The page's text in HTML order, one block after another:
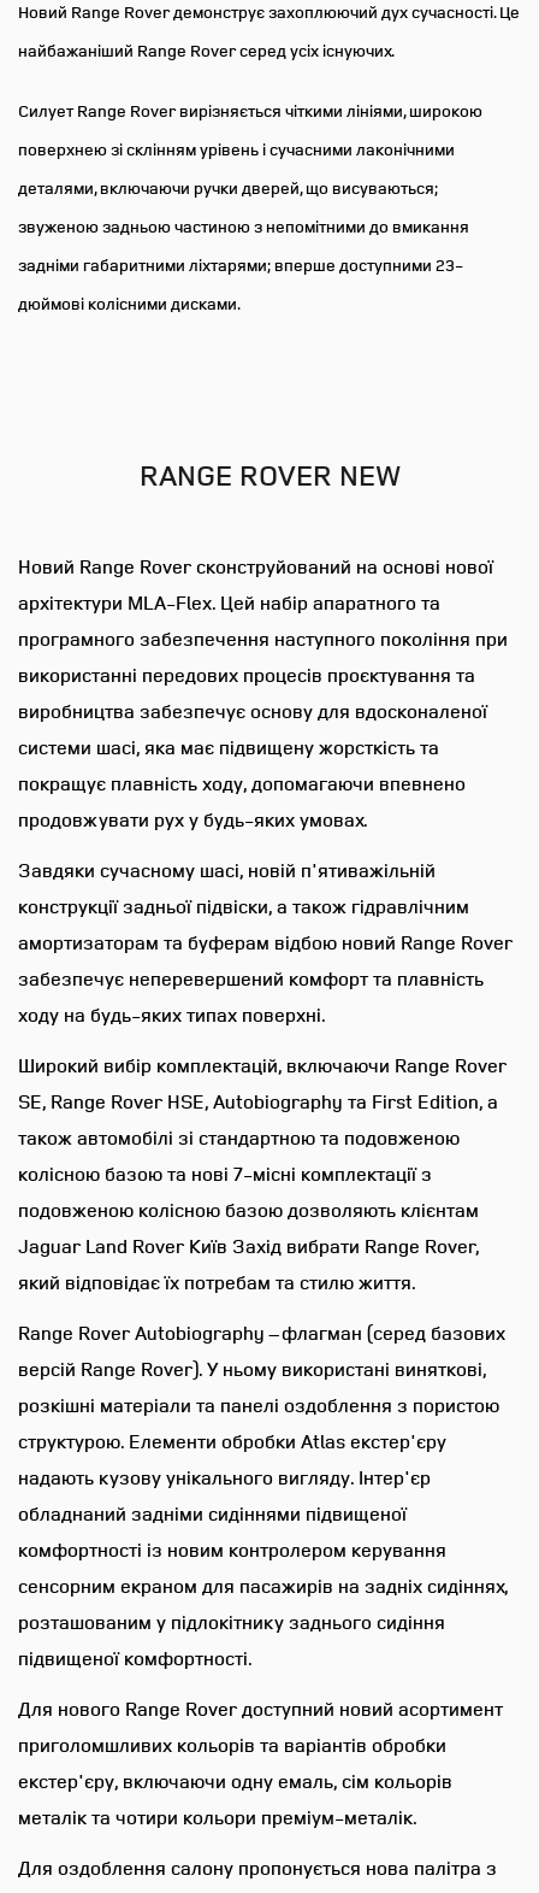
сидінь
(5 сидінь) / шторка багажного
відділення (7 сидінь)
3-зонний клімат контроль
Пакет сидінь 8 задній ряд -
та задніх сидінь
регулювання передніх сидінь за
24 налаштуваннями (масаж з
ефектом "гарячого каміння Hot
Stone")
задній ряд - індивідуальні
класу Comfort Plus
Сидіння передні Body and Soul
Сидіння задні Body and Soul
Розетка 220В
Пакет сидінь 26 - Електричне
регулювання передніх сидінь за
24 налаштуваннями (масаж з
ефектом "гарячого каміння Hot
Stone")
Пакет сидінь 26 задній ряд -
індивідуальні сидіння
представницького класу
Електричне регулювання
передніх сидінь за 24
налаштуваннями
Попереднє кондиціонування
салону
Електричне регулювання
передніх сидінь за 24
ефектом "гарячого каміння Hot
Black Birch з інкрустацією
Moonlight Chrome
Оздоблення панелі керування
Moonlight Chrome
Металеві педалі
Стеля з замшевого матеріалу
Килимки з глибоким ворсом
Новий Range Rover демонструє захоплюючий дух сучасності. Це
найбажаніший Range Rover серед усіх існуючих.
Силует Range Rover вирізняється чіткими лініями, широкою
поверхнею зі склінням урівень і сучасними лаконічними
деталями, включаючи ручки дверей, що висуваються;
звуженою задньою частиною з непомітними до вмикання
задніми габаритними ліхтарями; вперше доступними 23-
дюймові колісними дисками.
RANGE ROVER NEW
Новий Range Rover сконструйований на основі нової
архітектури MLA-Flex. Цей набір апаратного та
програмного забезпечення наступного покоління при
використанні передових процесів проєктування та
виробництва забезпечує основу для вдосконаленої
системи шасі, яка має підвищену жорсткість та
покращує плавність ходу, допомагаючи впевнено
продовжувати рух у будь-яких умовах.
Завдяки сучасному шасі, новій п'ятиважільній
конструкції задньої підвіски, а також гідравлічним
амортизаторам та буферам відбою новий Range Rover
забезпечує неперевершений комфорт та плавність
ходу на будь-яких типах поверхні.
Широкий вибір комплектацій, включаючи Range Rover
SE, Range Rover HSE, Autobiography та First Edition, а
також автомобілі зі стандартною та подовженою
колісною базою та нові 7-місні комплектації з
подовженою колісною базою дозволяють клієнтам
Jaguar Land Rover Київ Захід вибрати Range Rover,
який відповідає їх потребам та стилю життя.
Range Rover Autobiography – флагман (серед базових
версій Range Rover). У ньому використані виняткові,
розкішні матеріали та панелі оздоблення з пористою
структурою. Елементи обробки Atlas екстер'єру
надають кузову унікального вигляду. Інтер'єр
обладнаний задніми сидіннями підвищеної
комфортності із новим контролером керування
сенсорним екраном для пасажирів на задніх сидіннях,
розташованим у підлокітнику заднього сидіння
підвищеної комфортності.
Для нового Range Rover доступний новий асортимент
приголомшливих кольорів та варіантів обробки
екстер'єру, включаючи одну емаль, сім кольорів
металік та чотири кольори преміум-металік.
Для оздоблення салону пропонується нова палітра з